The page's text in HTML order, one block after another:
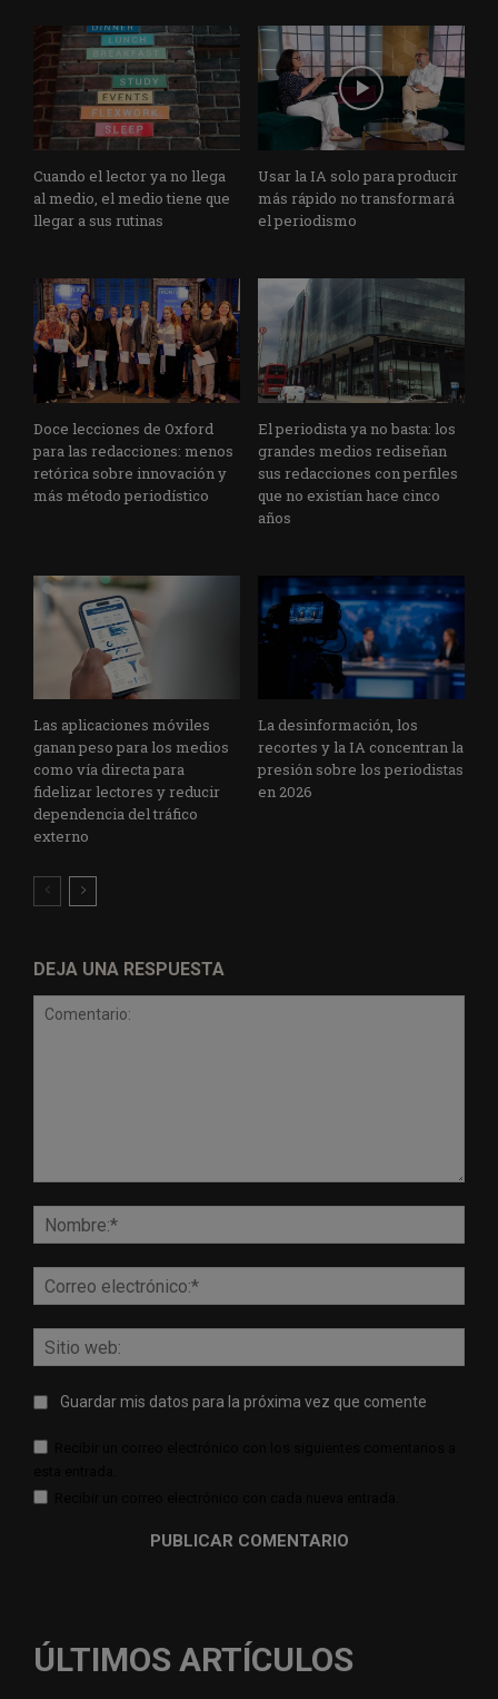
Cuando el lector ya no llega
al medio, el medio tiene que
llegar a sus rutinas
Usar la IA solo para producir
más rápido no transformará
el periodismo
Doce lecciones de Oxford
para las redacciones: menos
retórica sobre innovación y
más método periodístico
El periodista ya no basta: los
grandes medios rediseñan
sus redacciones con perfiles
que no existían hace cinco
años
Las aplicaciones móviles
ganan peso para los medios
como vía directa para
fidelizar lectores y reducir
dependencia del tráfico
externo
La desinformación, los
recortes y la IA concentran la
presión sobre los periodistas
en 2026
DEJA UNA RESPUESTA
Guardar mis datos para la próxima vez que comente
ÚLTIMOS ARTÍCULOS